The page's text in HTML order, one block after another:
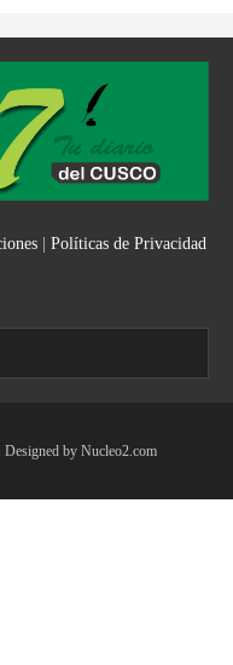
| Políticas de Privacidad
Designed by Nucleo2.com